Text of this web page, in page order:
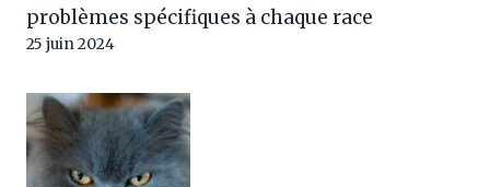
problèmes spécifiques à chaque race
25 juin 2024